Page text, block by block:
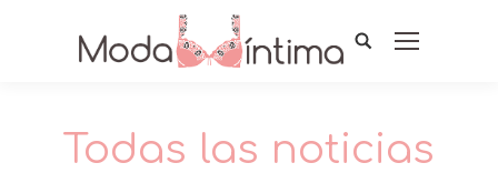
Todas las noticias